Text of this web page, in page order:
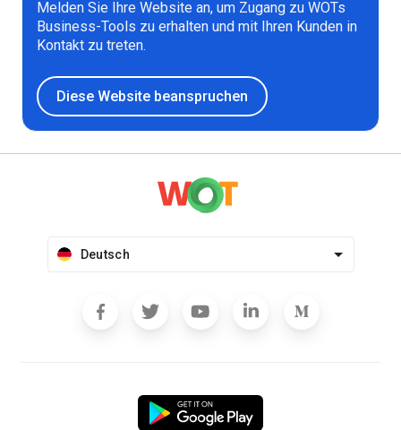
Melden Sie Ihre Website an, um Zugang zu WOTs
Business-Tools zu erhalten und mit Ihren Kunden in
Kontakt zu treten.
Diese Website beanspruchen
Deutsch